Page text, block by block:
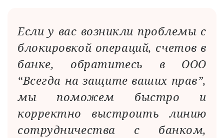
Если у вас возникли проблемы с
блокировкой операций, счетов в
банке, обратитесь в ООО
“Всегда на защите ваших прав”,
мы поможем быстро и
корректно выстроить линию
сотрудничества с банком,